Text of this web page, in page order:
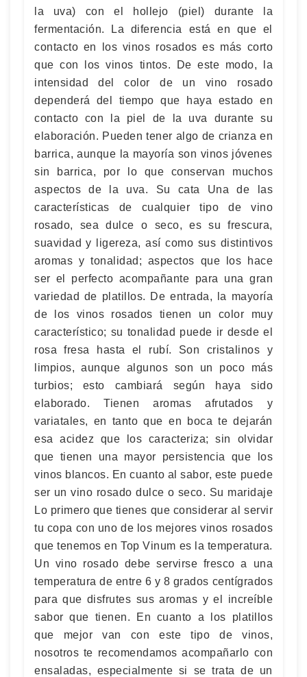
la uva) con el hollejo (piel) durante la
fermentación. La diferencia está en que el
contacto en los vinos rosados es más corto
que con los vinos tintos. De este modo, la
intensidad del color de un vino rosado
dependerá del tiempo que haya estado en
contacto con la piel de la uva durante su
elaboración. Pueden tener algo de crianza en
barrica, aunque la mayoría son vinos jóvenes
sin barrica, por lo que conservan muchos
aspectos de la uva. Su cata Una de las
características de cualquier tipo de vino
rosado, sea dulce o seco, es su frescura,
suavidad y ligereza, así como sus distintivos
aromas y tonalidad; aspectos que los hace
ser el perfecto acompañante para una gran
variedad de platillos. De entrada, la mayoría
de los vinos rosados tienen un color muy
característico; su tonalidad puede ir desde el
rosa fresa hasta el rubí. Son cristalinos y
limpios, aunque algunos son un poco más
turbios; esto cambiará según haya sido
elaborado. Tienen aromas afrutados y
variatales, en tanto que en boca te dejarán
esa acidez que los caracteriza; sin olvidar
que tienen una mayor persistencia que los
vinos blancos. En cuanto al sabor, este puede
ser un vino rosado dulce o seco. Su maridaje
Lo primero que tienes que considerar al servir
tu copa con uno de los mejores vinos rosados
que tenemos en Top Vinum es la temperatura.
Un vino rosado debe servirse fresco a una
temperatura de entre 6 y 8 grados centígrados
para que disfrutes sus aromas y el increíble
sabor que tienen. En cuanto a los platillos
que mejor van con este tipo de vinos,
nosotros te recomendamos acompañarlo con
ensaladas, especialmente si se trata de un